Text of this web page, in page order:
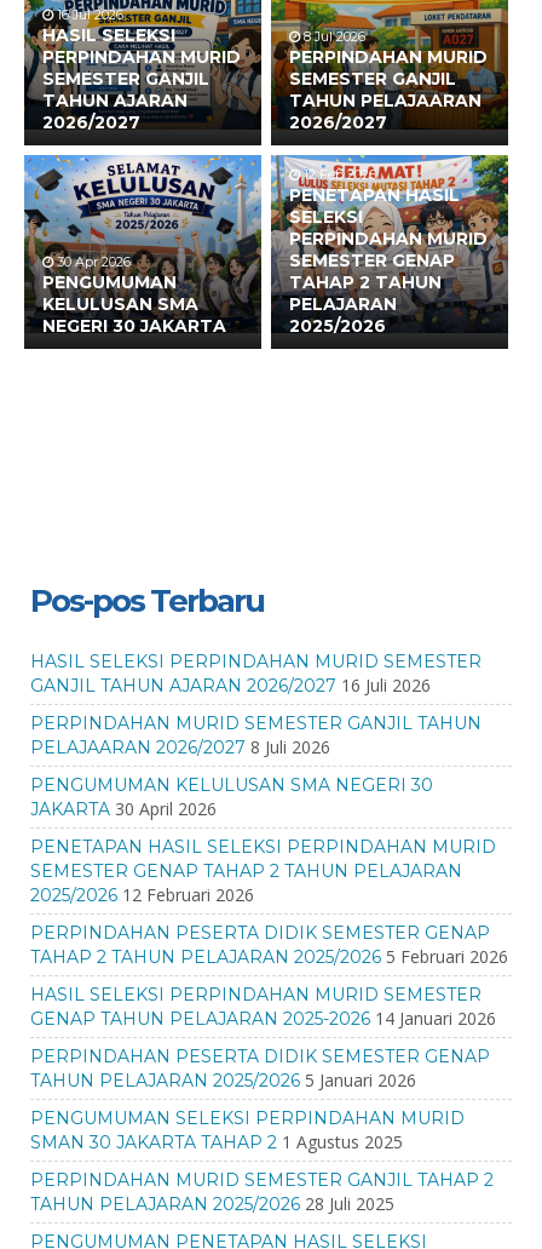
16 Jul 2026
HASIL SELEKSI
PERPINDAHAN MURID
SEMESTER GANJIL
TAHUN AJARAN
2026/2027
8 Jul 2026
PERPINDAHAN MURID
SEMESTER GANJIL
TAHUN PELAJAARAN
2026/2027
30 Apr 2026
PENGUMUMAN
KELULUSAN SMA
NEGERI 30 JAKARTA
12 Feb 2026
PENETAPAN HASIL
SELEKSI
PERPINDAHAN MURID
SEMESTER GENAP
TAHAP 2 TAHUN
PELAJARAN
2025/2026
Pos-pos Terbaru
HASIL SELEKSI PERPINDAHAN MURID SEMESTER
GANJIL TAHUN AJARAN 2026/2027 16 Juli 2026
PERPINDAHAN MURID SEMESTER GANJIL TAHUN
PELAJAARAN 2026/2027 8 Juli 2026
PENGUMUMAN KELULUSAN SMA NEGERI 30
JAKARTA 30 April 2026
PENETAPAN HASIL SELEKSI PERPINDAHAN MURID
SEMESTER GENAP TAHAP 2 TAHUN PELAJARAN
2025/2026 12 Februari 2026
PERPINDAHAN PESERTA DIDIK SEMESTER GENAP
TAHAP 2 TAHUN PELAJARAN 2025/2026 5 Februari 2026
HASIL SELEKSI PERPINDAHAN MURID SEMESTER
GENAP TAHUN PELAJARAN 2025-2026 14 Januari 2026
PERPINDAHAN PESERTA DIDIK SEMESTER GENAP
TAHUN PELAJARAN 2025/2026 5 Januari 2026
PENGUMUMAN SELEKSI PERPINDAHAN MURID
SMAN 30 JAKARTA TAHAP 2 1 Agustus 2025
PERPINDAHAN MURID SEMESTER GANJIL TAHAP 2
TAHUN PELAJARAN 2025/2026 28 Juli 2025
PENGUMUMAN PENETAPAN HASIL SELEKSI